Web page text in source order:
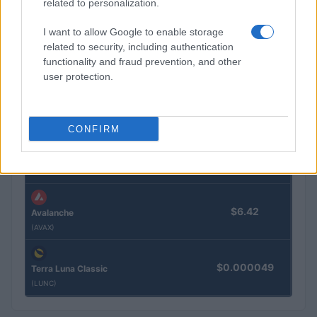
related to personalization.
I want to allow Google to enable storage
related to security, including authentication
functionality and fraud prevention, and other
user protection.
CONFIRM
(BNB)
XRP
(XRP)
$1.03
(SOL)
(ADA)
$0.202
Avalanche
(AVAX)
$6.42
Terra Luna Classic
(LUNC)
$0.000049